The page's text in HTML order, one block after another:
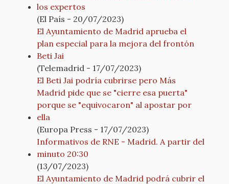
los expertos
(El País - 20/07/2023)
El Ayuntamiento de Madrid aprueba el
plan especial para la mejora del frontón
Beti Jai
(Telemadrid - 17/07/2023)
El Beti Jai podría cubrirse pero Más
Madrid pide que se "cierre esa puerta"
porque se "equivocaron" al apostar por
ella
(Europa Press - 17/07/2023)
Informativos de RNE - Madrid. A partir del
minuto 20:30
(13/07/2023)
El Ayuntamiento de Madrid podrá cubrir el